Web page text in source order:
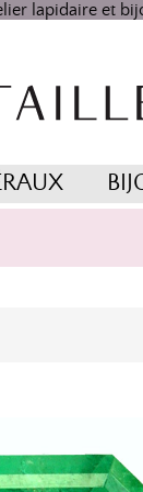
lapidaire et